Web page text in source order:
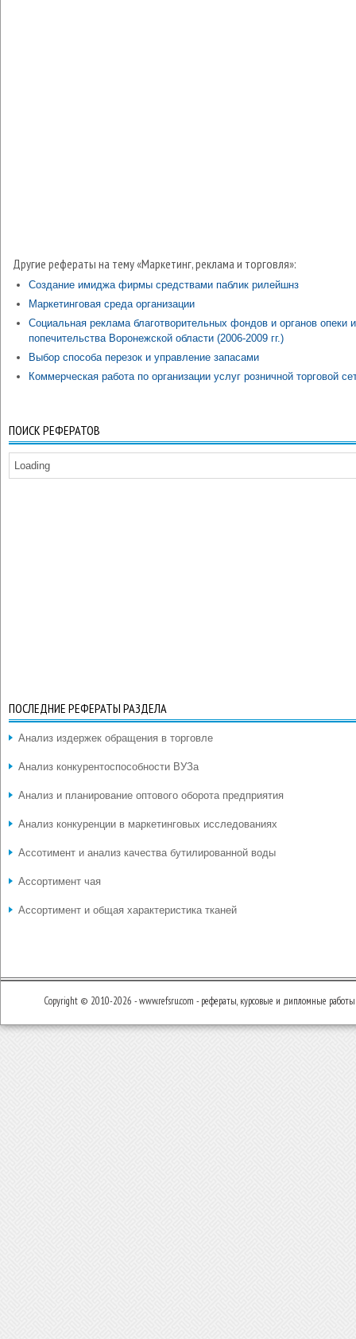
Другие рефераты на тему «Маркетинг, реклама и торговля»:
Создание имиджа фирмы средствами паблик рилейшнз
Маркетинговая среда организации
Социальная реклама благотворительных фондов и органов опеки и
попечительства Воронежской области (2006-2009 гг.)
Выбор способа перезок и управление запасами
Коммерческая работа по организации услуг розничной торговой
ПОИСК РЕФЕРАТОВ
Loading
ПОСЛЕДНИЕ РЕФЕРАТЫ РАЗДЕЛА
Анализ издержек обращения в торговле
Анализ конкурентоспособности ВУЗа
Анализ и планирование оптового оборота предприятия
Анализ конкуренции в маркетинговых исследованиях
Ассотимент и анализ качества бутилированной воды
Ассортимент чая
Ассортимент и общая характеристика тканей
Copyright © 2010-2026 - www.refsru.com - рефераты, курсовые и дипломные работы